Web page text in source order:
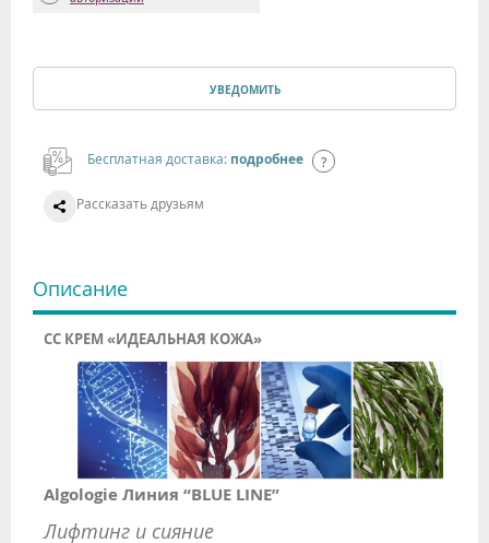
УВЕДОМИТЬ
Бесплатная доставка: подробнее
Рассказать друзьям
Описание
СС КРЕМ «ИДЕАЛЬНАЯ КОЖА»
Algologie Линия “BLUE LINE”
Лифтинг и сияние